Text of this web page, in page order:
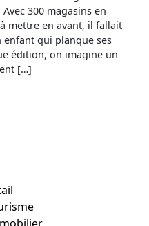
Avec 300 magasins en
mettre en avant, il fallait
enfant qui planque ses
édition, on imagine un
[…]